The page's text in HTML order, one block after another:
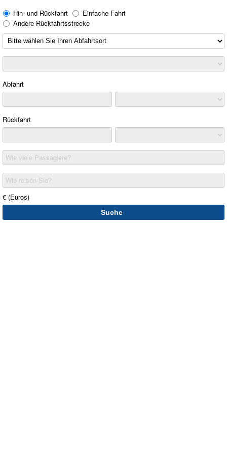
Hin- und Rückfahrt
Einfache Fahrt
Andere Rückfahrtsstrecke
Abfahrt
Rückfahrt
Wie viele Passagiere?
Wie reisen Sie?
€ (Euros)
Suche